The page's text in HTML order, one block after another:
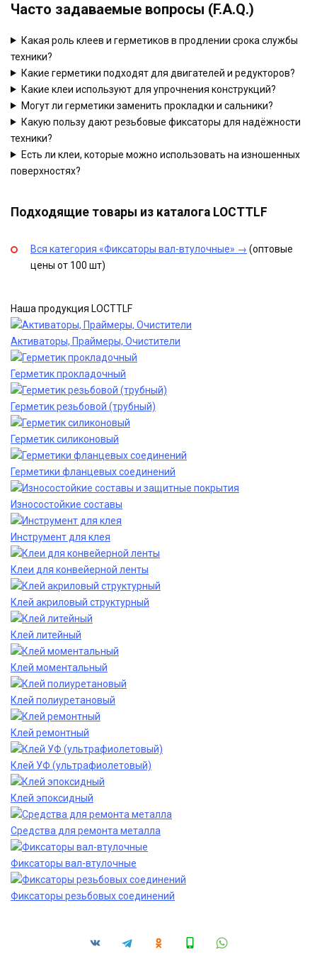
Часто задаваемые вопросы (F.A.Q.)
Какая роль клеев и герметиков в продлении срока службы
техники?
Какие герметики подходят для двигателей и редукторов?
Какие клеи используют для упрочнения конструкций?
Могут ли герметики заменить прокладки и сальники?
Какую пользу дают резьбовые фиксаторы для надёжности
техники?
Есть ли клеи, которые можно использовать на изношенных
поверхностях?
Подходящие товары из каталога LOCTTLF
Вся категория «Фиксаторы вал-втулочные» → (оптовые
цены от 100 шт)
Наша продукция LOCTTLF
Активаторы, Праймеры, Очистители
Герметик прокладочный
Герметик резьбовой (трубный)
Герметик силиконовый
Герметики фланцевых соединений
Износостойкие составы
Инструмент для клея
Клеи для конвейерной ленты
Клей акриловый структурный
Клей литейный
Клей моментальный
Клей полиуретановый
Клей ремонтный
Клей УФ (ультрафиолетовый)
Клей эпоксидный
Средства для ремонта металла
Фиксаторы вал-втулочные
Фиксаторы резьбовых соединений